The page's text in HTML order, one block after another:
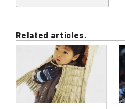
Related articles.